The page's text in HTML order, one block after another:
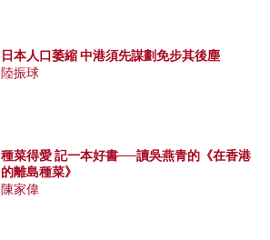
日本人口萎縮 中港須先謀劃免步其後塵
陸振球
種菜得愛 記一本好書──讀吳燕青的《在香港
的離島種菜》
陳家偉